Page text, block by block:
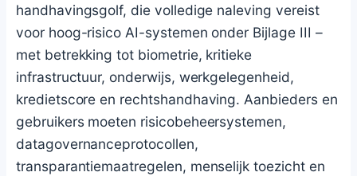
handhavingsgolf, die volledige naleving vereist
voor hoog-risico AI-systemen onder Bijlage III –
met betrekking tot biometrie, kritieke
infrastructuur, onderwijs, werkgelegenheid,
kredietscore en rechtshandhaving. Aanbieders en
gebruikers moeten risicobeheersystemen,
datagovernanceprotocollen,
transparantiemaatregelen, menselijk toezicht en